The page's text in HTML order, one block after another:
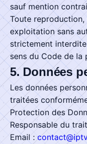
sauf mention
Toute
exploitation sans
strictement
sens du Code de
5. Données
Les données
traitées
Protection des
Responsable du
Email :